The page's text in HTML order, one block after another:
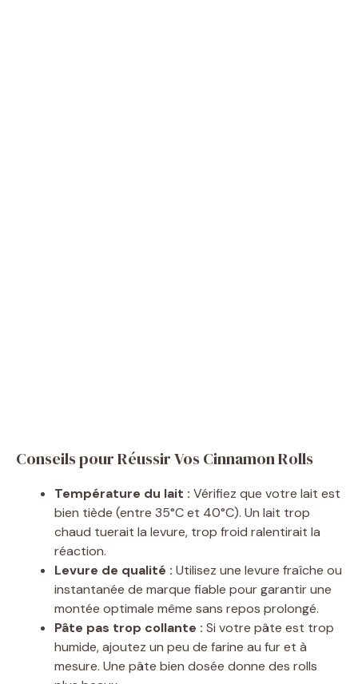
Conseils pour Réussir Vos Cinnamon Rolls
Température du lait : Vérifiez que votre lait est
bien tiède (entre 35°C et 40°C). Un lait trop
chaud tuerait la levure, trop froid ralentirait la
réaction.
Levure de qualité : Utilisez une levure fraîche ou
instantanée de marque fiable pour garantir une
montée optimale même sans repos prolongé.
Pâte pas trop collante : Si votre pâte est trop
humide, ajoutez un peu de farine au fur et à
mesure. Une pâte bien dosée donne des rolls